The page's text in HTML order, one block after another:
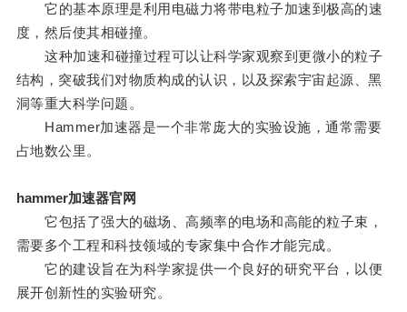
它的基本原理是利用电磁力将带电粒子加速到极高的速
度，然后使其相碰撞。
这种加速和碰撞过程可以让科学家观察到更微小的粒子
结构，突破我们对物质构成的认识，以及探索宇宙起源、黑
洞等重大科学问题。
Hammer加速器是一个非常庞大的实验设施，通常需要
占地数公里。
hammer加速器官网
它包括了强大的磁场、高频率的电场和高能的粒子束，
需要多个工程和科技领域的专家集中合作才能完成。
它的建设旨在为科学家提供一个良好的研究平台，以便
展开创新性的实验研究。